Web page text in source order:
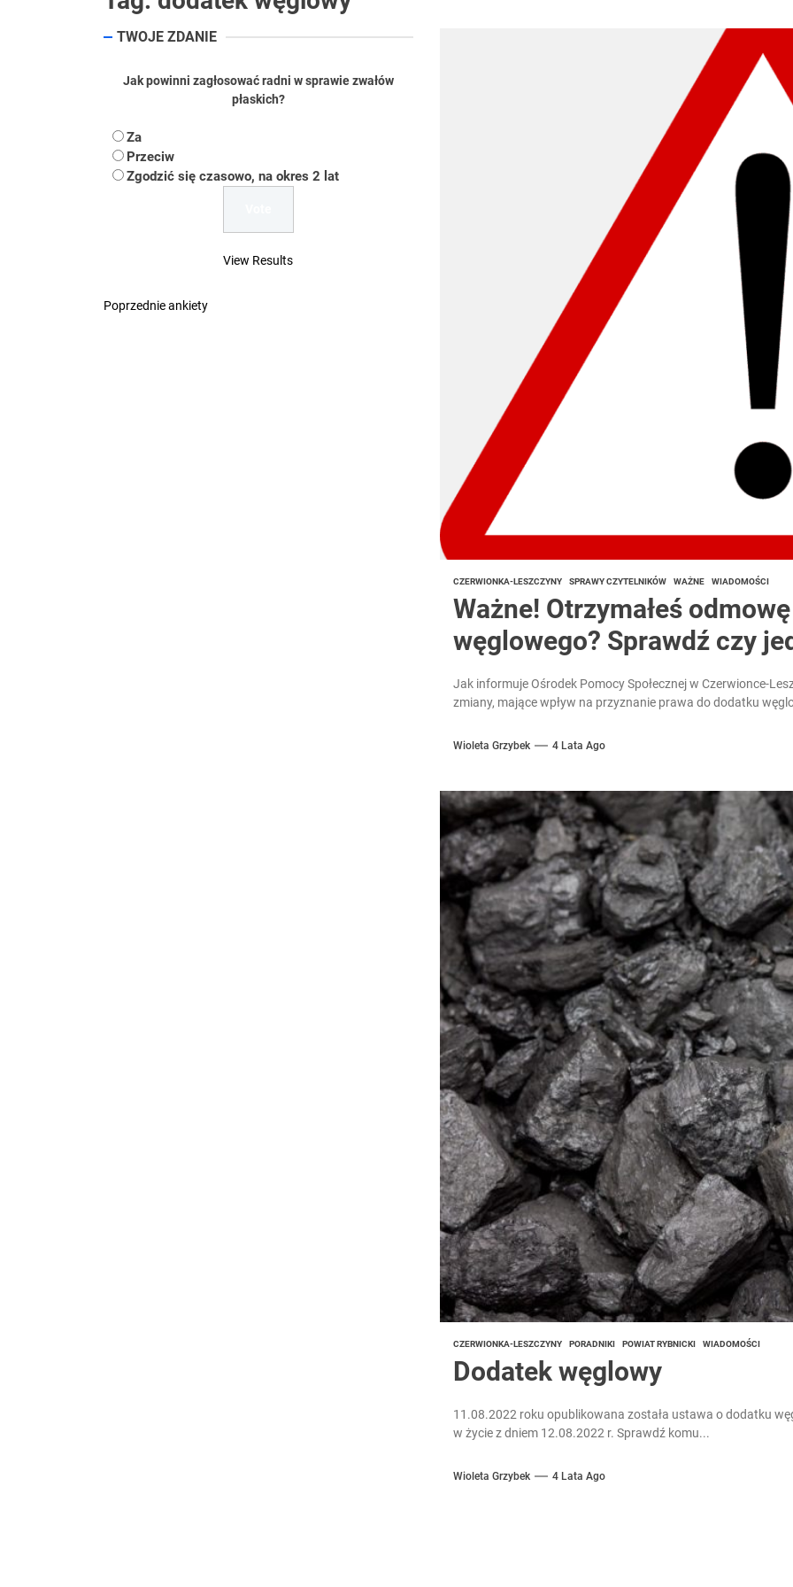
Koper – część 2.
Dość komentowania kolejnych afer w ochronie zdrowia — czas zacząć mówić o
CZERWIONKA-LESZCZYNY SPRAWY CZYTELNIKÓW WAŻNE WIADOMOŚCI
Ważne! Otrzymałeś
węglowego? Sprawdź czy
Jak informuje Ośrodek Pomocy Społecznej w Czerwionce-
zmiany, mające wpływ na przyznanie prawa do dodatku
Wioleta Grzybek 4 Lata Ago
CZERWIONKA-LESZCZYNY PORADNIKI POWIAT RYBNICKI WIADOMOŚCI
Dodatek węglowy
11.08.2022 roku opublikowana została ustawa o dodatku
w życie z dniem 12.08.2022 r. Sprawdź komu...
Wioleta Grzybek 4 Lata Ago
TWOJE ZDANIE
Jak powinni zagłosować radni w sprawie zwałów
płaskich?
Za
Przeciw
Zgodzić się czasowo, na okres 2 lat
View Results
Poprzednie ankiety